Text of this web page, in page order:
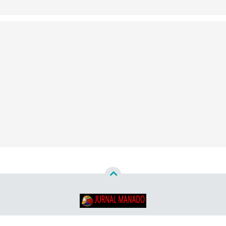
Copyright ©2026Jurnal Manado - Santun & Terpercaya™